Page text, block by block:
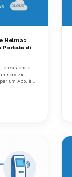
Helmac
Portata di
precisione e
servizio
App, è